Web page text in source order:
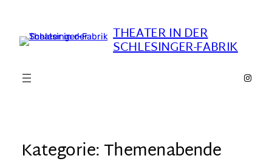
THEATER IN DER
SCHLESINGER-FABRIK
Kategorie:Themenabende